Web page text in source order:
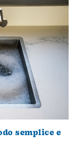
semplice e